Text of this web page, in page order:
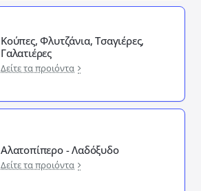
Κούπες, Φλυτζάνια, Τσαγιέρες,
Γαλατιέρες
Δείτε τα προιόντα
Αλατοπίπερο - Λαδόξυδο
Δείτε τα προιόντα